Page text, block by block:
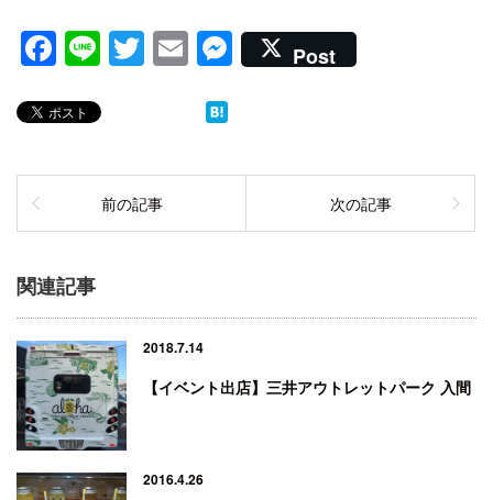
Facebook
LineTwitter
EmailMessenger
Post
前の記事 次の記事
関連記事
2018.7.14
【イベント出店】三井アウトレットパーク 入間
2016.4.26